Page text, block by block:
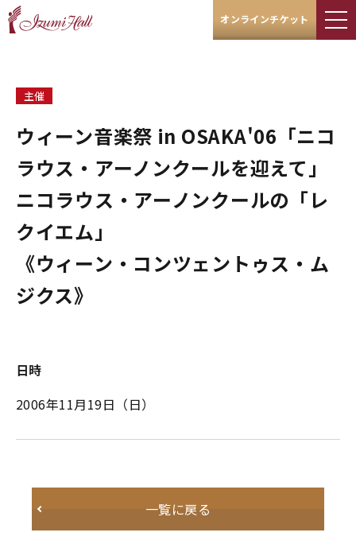
オンラインチケット
主催
ウィーン音楽祭 in OSAKA'06「ニコ
ラウス・アーノンクールを迎えて」
ニコラウス・アーノンクールの「レ
クイエム」
《ウィーン・コンツェントゥス・ム
ジクス》
日時
2006年11月19日（日）
一覧に戻る